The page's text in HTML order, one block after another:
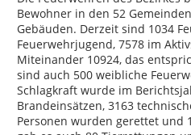
Bewohner in den 52
Gebäuden. Derzeit sind 1034
Feuerwehrjugend, 7578 im
Miteinander 10924, das
sind auch 500 weibliche
Schlagkraft wurde im
Brandeinsätzen, 3163
Personen wurden gerettet und